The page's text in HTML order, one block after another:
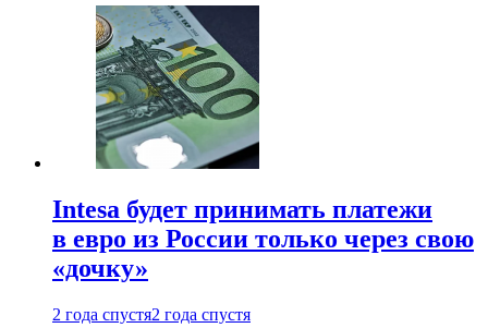
Intesa будет принимать платежи
в евро из России только через свою
«дочку»
2 года спустя2 года спустя